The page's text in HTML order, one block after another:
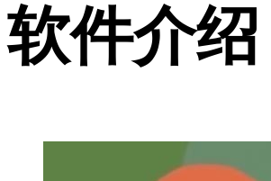
软件介绍